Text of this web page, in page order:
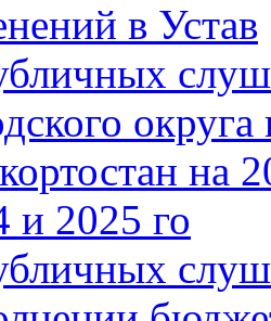
в Устав
на
и 2025 го